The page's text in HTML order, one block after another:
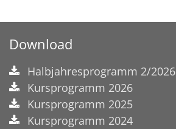
Download
Halbjahresprogramm 2/2026
Kursprogramm 2026
Kursprogramm 2025
Kursprogramm 2024